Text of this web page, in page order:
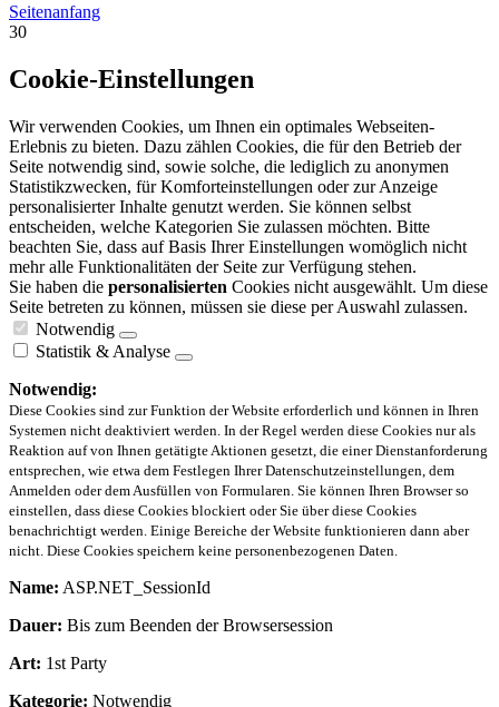
Seitenanfang
30
Cookie-Einstellungen
Wir verwenden Cookies, um Ihnen ein optimales Webseiten-
Erlebnis zu bieten. Dazu zählen Cookies, die für den Betrieb der
Seite notwendig sind, sowie solche, die lediglich zu anonymen
Statistikzwecken, für Komforteinstellungen oder zur Anzeige
personalisierter Inhalte genutzt werden. Sie können selbst
entscheiden, welche Kategorien Sie zulassen möchten. Bitte
beachten Sie, dass auf Basis Ihrer Einstellungen womöglich nicht
mehr alle Funktionalitäten der Seite zur Verfügung stehen.
Sie haben die personalisierten Cookies nicht ausgewählt. Um diese
Seite betreten zu können, müssen sie diese per Auswahl zulassen.
Notwendig
Statistik & Analyse
Notwendig:
Diese Cookies sind zur Funktion der Website erforderlich und können in Ihren
Systemen nicht deaktiviert werden. In der Regel werden diese Cookies nur als
Reaktion auf von Ihnen getätigte Aktionen gesetzt, die einer Dienstanforderung
entsprechen, wie etwa dem Festlegen Ihrer Datenschutzeinstellungen, dem
Anmelden oder dem Ausfüllen von Formularen. Sie können Ihren Browser so
einstellen, dass diese Cookies blockiert oder Sie über diese Cookies
benachrichtigt werden. Einige Bereiche der Website funktionieren dann aber
nicht. Diese Cookies speichern keine personenbezogenen Daten.
Name: ASP.NET_SessionId
Dauer: Bis zum Beenden der Browsersession
Art: 1st Party
Kategorie: Notwendig